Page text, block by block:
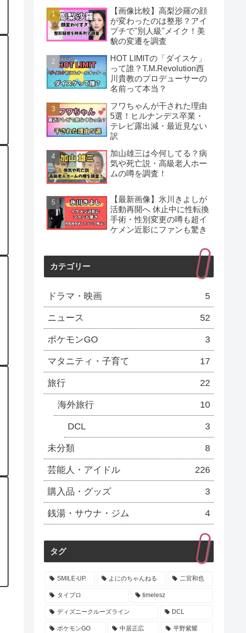
【画像比較】高梨沙羅の顔
が変わったのは整形？アイ
プチで"別人級"メイク！美
貌の変遷を調査
HOT LIMITの「ダイスケ」
って誰？T.M.Revolution西
川貴教のプロデューサーの
名前って本当？
フワちゃんが干された理由
5選！ヒルナンデス卒業・
テレビ露出減・最近見ない
訳
加山雄三は今何してる？病
気や死亡説・高級老人ホー
ムの噂を調査！
【最新画像】氷川きよしが
活動再開へ 休止中に性転換
手術・性別変更の噂も超イ
ケメン近影にファンも驚き
カテゴリー
ドラマ・映画 5
ニュース 52
ポケモンGO 3
マタニティ・子育て 17
旅行 22
海外旅行 10
DCL 3
未分類 8
芸能人・アイドル 226
購入品・グッズ 3
銭湯・サウナ・ジム 4
タグ
SMILE-UP. よにのちゃんねる 二宮和也
タイプロ timelesz
ディズニークルーズライン DCL
ポケモンGO 中居正広 平野紫耀